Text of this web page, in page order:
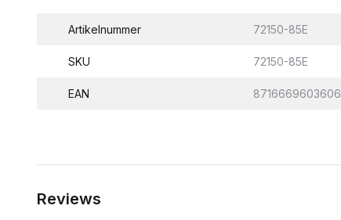
Artikelnummer 72150-85E
SKU 72150-85E
EAN 8716669603606
Reviews